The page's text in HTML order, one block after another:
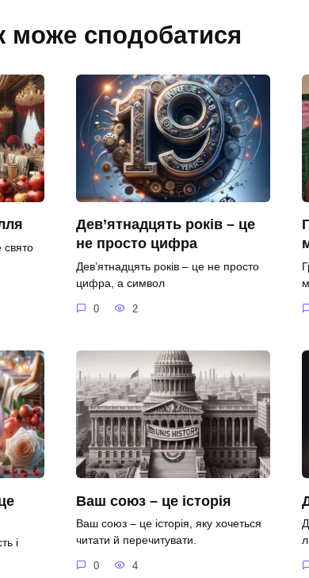
може сподобатися
свято
Дев’ятнадцять років – це
не просто цифра
Дев’ятнадцять років – це не просто
цифра, а символ
0 2
і
Ваш союз – це історія
Ваш союз – це історія, яку хочеться
читати й перечитувати.
0 4